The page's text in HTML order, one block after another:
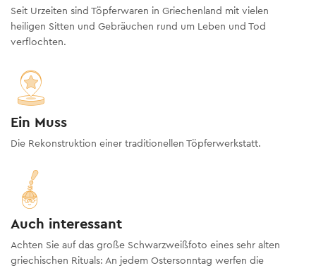
Seit Urzeiten sind Töpferwaren in Griechenland mit vielen
heiligen Sitten und Gebräuchen rund um Leben und Tod
verflochten.
Ein Muss
Die Rekonstruktion einer traditionellen Töpferwerkstatt.
Auch interessant
Achten Sie auf das große Schwarzweißfoto eines sehr alten
griechischen Rituals: An jedem Ostersonntag werfen die